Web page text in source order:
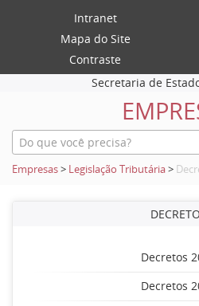
Intranet
Mapa do Site
Contraste
Secretaria de
Empresas> Legislação Tributária>
Decretos
Decretos